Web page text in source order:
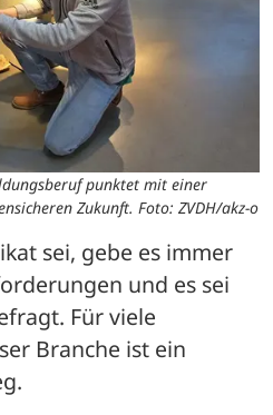
punktet mit einer
Zukunft. Foto: ZVDH/akz-o
sei, gebe es immer
und es sei
Für viele
Branche ist ein